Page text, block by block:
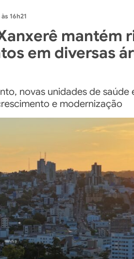
16h21
mantém
em diversas
novas unidades de saúde
e modernização